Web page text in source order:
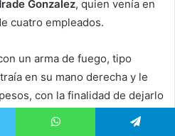
Gonzalez, quien venía en
cuatro empleados.
un arma de fuego, tipo
en su mano derecha y le
con la finalidad de dejarlo
con insultos y le dio “un